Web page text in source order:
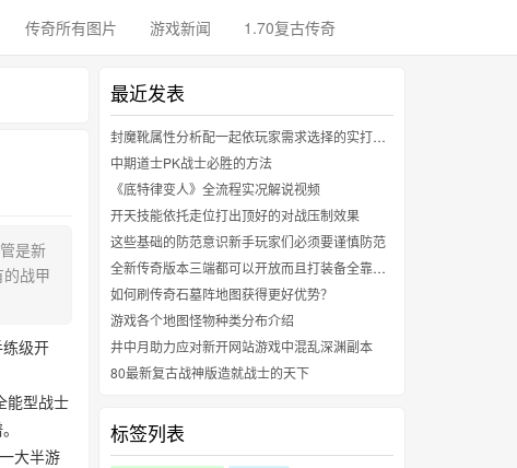
传奇所有图片 游戏新闻 1.70复古传奇
是新
战甲
级开
能型战士
大半游
最近发表
封魔靴属性分析配一起依玩家需求选择的实打实好用中间茬儿装备
中期道士PK战士必胜的方法
《底特律变人》全流程实况解说视频
开天技能依托走位打出顶好的对战压制效果
这些基础的防范意识新手玩家们必须要谨慎防范
全新传奇版本三端都可以开放而且打装备全靠运气一键回收
如何刷传奇石墓阵地图获得更好优势？
游戏各个地图怪物种类分布介绍
井中月助力应对新开网站游戏中混乱深渊副本
80最新复古战神版造就战士的天下
标签列表